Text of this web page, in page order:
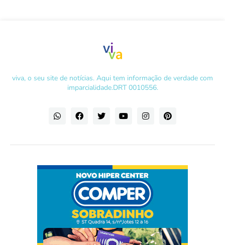
viva, o seu site de notícias. Aqui tem informação de verdade com
imparcialidade.DRT 0010556.